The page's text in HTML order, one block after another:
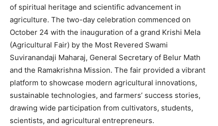
of spiritual heritage and scientific advancement in
agriculture. The two-day celebration commenced on
October 24 with the inauguration of a grand Krishi Mela
(Agricultural Fair) by the Most Revered Swami
Suviranandaji Maharaj, General Secretary of Belur Math
and the Ramakrishna Mission. The fair provided a vibrant
platform to showcase modern agricultural innovations,
sustainable technologies, and farmers’ success stories,
drawing wide participation from cultivators, students,
scientists, and agricultural entrepreneurs.